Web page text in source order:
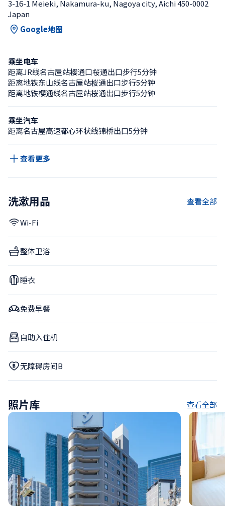
3-16-1 Meieki, Nakamura-ku, Nagoya city, Aichi 450-0002
Japan
Google地图
乘坐电车
距离JR线名古屋站樱通口桜通出口步行5分钟
距离地铁东山线名古屋站桜通出口步行5分钟
距离地铁樱通线名古屋站桜通出口步行5分钟
乘坐汽车
距离名古屋高速都心环状线锦桥出口5分钟
查看更多
洗漱用品 查看全部
Wi-Fi
整体卫浴
睡衣
免费早餐
自助入住机
无障碍房间B
照片库 查看全部